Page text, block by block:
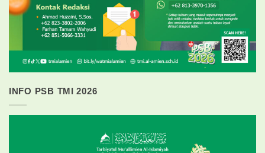
INFO PSB TMI 2026